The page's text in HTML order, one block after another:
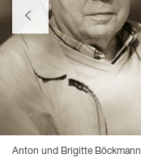
Anton und Brigitte Böckmann